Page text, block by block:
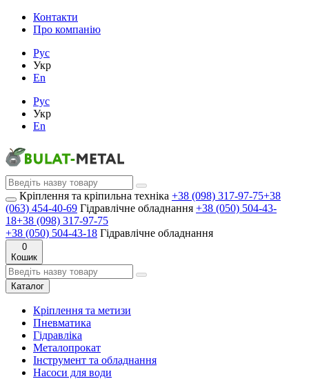
Контакти
Про компанію
Рус
Укр
En
Рус
Укр
En
Кріплення та кріпильна техніка +38 (098) 317-97-75+38
(063) 454-40-69 Гідравлічне обладнання +38 (050) 504-43-
18+38 (098) 317-97-75
+38 (050) 504-43-18 Гідравлічне обладнання
0
Кошик
Каталог
Кріплення та метизи
Пневматика
Гідравліка
Металопрокат
Інструмент та обладнання
Насоси для води